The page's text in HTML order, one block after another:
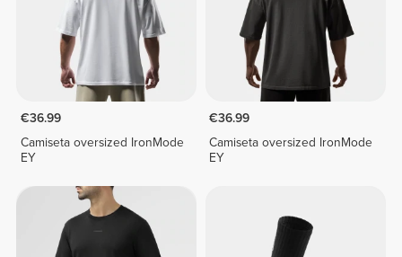
€36.99
Camiseta oversized IronMode
EY
€36.99
Camiseta oversized IronMode
EY